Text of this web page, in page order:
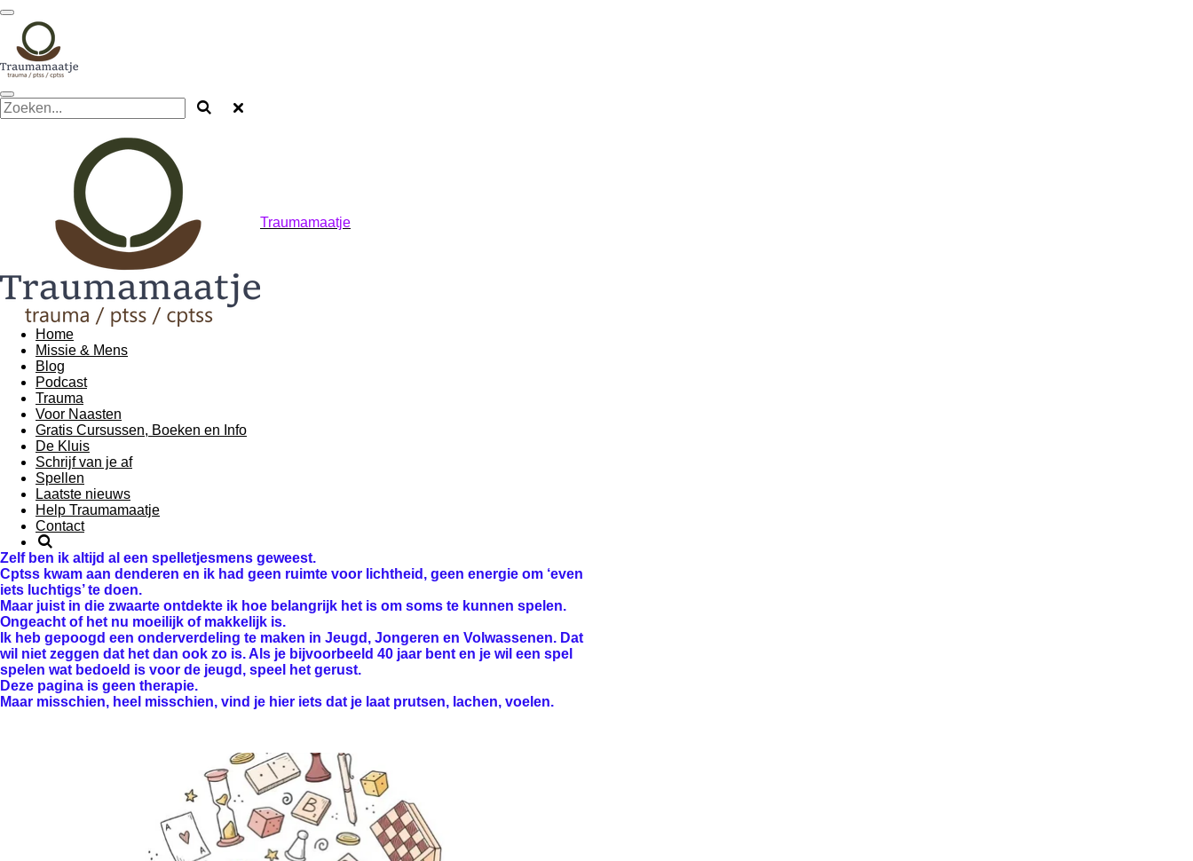
Ga
direct
naar
de
hoofdinhoud
Traumamaatje
Home
Missie & Mens
Blog
Podcast
Trauma
Voor Naasten
Gratis Cursussen, Boeken en Info
De Kluis
Schrijf van je af
Spellen
Laatste nieuws
Help Traumamaatje
Contact
Zelf ben ik altijd al een spelletjesmens geweest.
Cptss kwam aan denderen en ik had geen ruimte voor lichtheid, geen energie om ‘even
iets luchtigs’ te doen.
Maar juist in die zwaarte ontdekte ik hoe belangrijk het is om soms te kunnen spelen.
Ongeacht of het nu moeilijk of makkelijk is.
Ik heb gepoogd een onderverdeling te maken in Jeugd, Jongeren en Volwassenen. Dat
wil niet zeggen dat het dan ook zo is. Als je bijvoorbeeld 40 jaar bent en je wil een spel
spelen wat bedoeld is voor de jeugd, speel het gerust.
Deze pagina is geen therapie.
Maar misschien, heel misschien, vind je hier iets dat je laat prutsen, lachen, voelen.